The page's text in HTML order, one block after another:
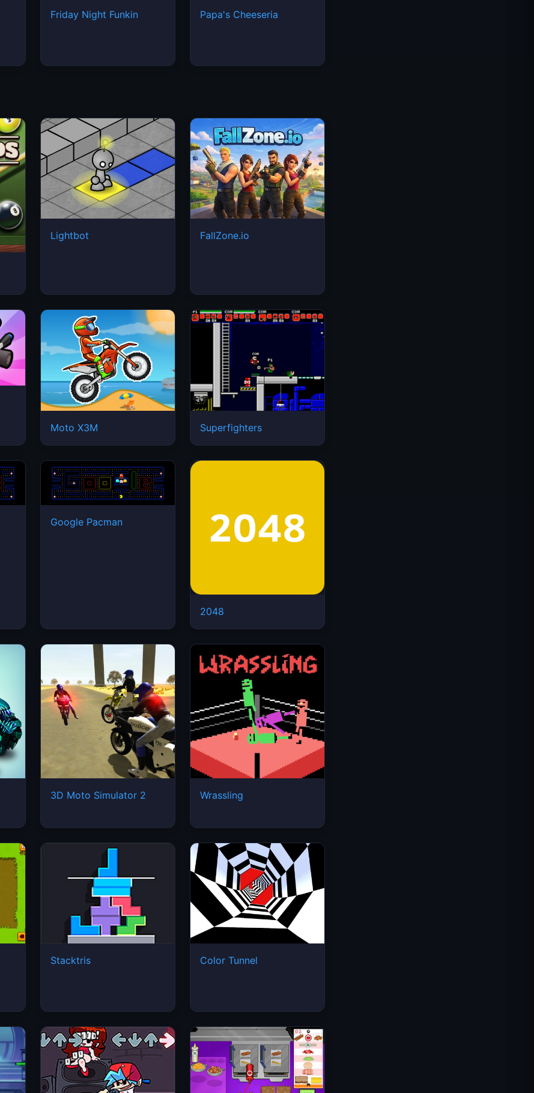
Friday Night Funkin Papa's Cheeseria
Lightbot FallZone.io
Moto X3M Superfighters
Google Pacman
2048
3D Moto Simulator 2 Wrassling
Stacktris Color Tunnel